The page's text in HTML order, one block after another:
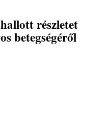
részletet
betegségéről